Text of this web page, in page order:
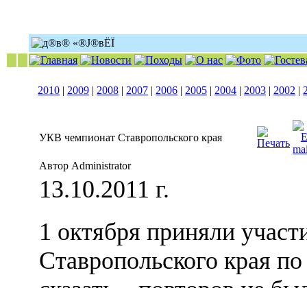
2010 | 2009 | 2008 | 2007 | 2006 | 2005 | 2004 | 2003 | 2002 |
УКВ чемпионат Ставропольского края
Автор Administrator
13.10.2011 г.
1 октября приняли
Ставропольского края